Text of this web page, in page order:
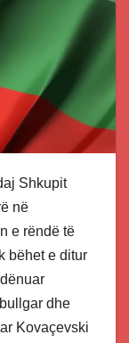
Shkupit
në
e rëndë të
bëhet e ditur
dhe
Kovaçevski